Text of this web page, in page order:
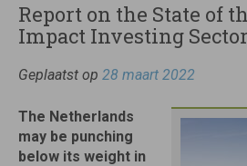
Report on the State of
Impact Investing Sector
Geplaatst op 28 maart 2022
The Netherlands
may be punching
below its weight in